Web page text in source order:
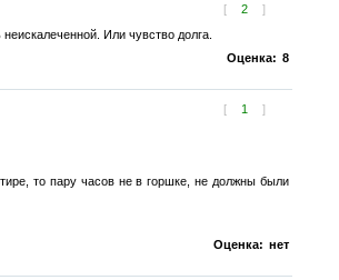
[ 2 ]
Или чувство долга.
Оценка: 8
[ 1 ]
то пару часов не в горшке, не должны были
Оценка: нет